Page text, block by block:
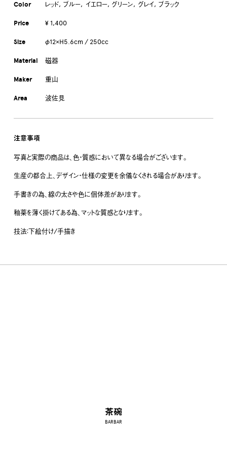
Color レッド ブルー イエロー グリーン グレイ ブラック
Price ¥ 1,400
Size φ12×H5.6cm / 250cc
Material 磁器
Maker 重山
Area 波佐見
注意事項
写真と実際の商品は、色・質感において異なる場合がございます。
生産の都合上、デザイン・仕様の変更を余儀なくされる場合があります。
手書きの為、線の太さや色に個体差があります。
釉薬を薄く掛けてある為、マットな質感となります。
技法：下絵付け/手描き
茶碗
BARBAR